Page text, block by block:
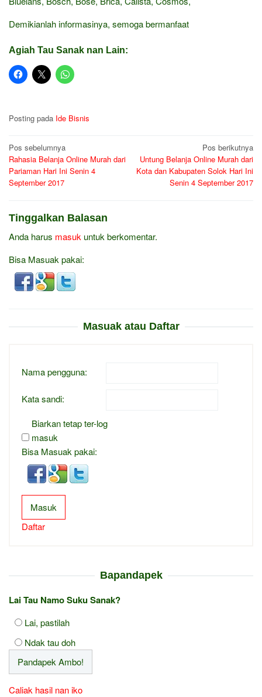
Demikianlah informasinya, semoga bermanfaat
Agiah Tau Sanak nan Lain:
Posting pada Ide Bisnis
Navigasi
pos
Pos sebelumnya
Rahasia Belanja Online Murah dari
Pariaman Hari Ini Senin 4
September 2017
Pos berikutnya
Untung Belanja Online Murah dari
Kota dan Kabupaten Solok Hari Ini
Senin 4 September 2017
Tinggalkan Balasan
Anda harus masuk untuk berkomentar.
Bisa Masuak pakai:
Masuak atau Daftar
Nama pengguna:
Kata sandi:
Biarkan tetap ter-log
masuk
Bisa Masuak pakai:
Masuk
Daftar
Bapandapek
Lai Tau Namo Suku Sanak?
Lai, pastilah
Ndak tau doh
Caliak hasil nan iko